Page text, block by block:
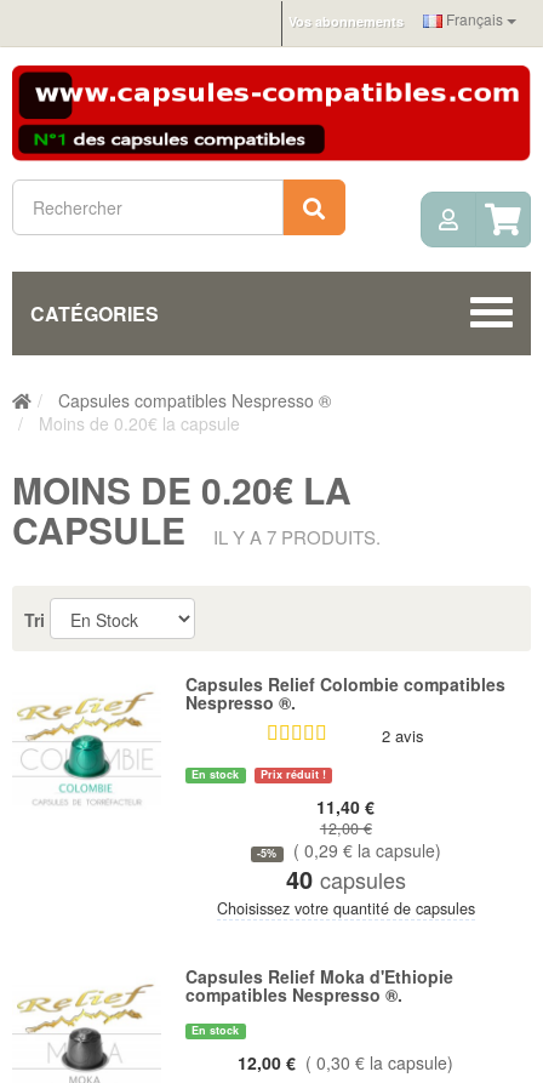
Français
Vos abonnements
Rechercher Mon
CATÉGORIES
Capsules compatibles Nespresso ®
Moins de 0.20€ la capsule
MOINS DE 0.20€ LA
CAPSULE IL Y A 7 PRODUITS.
Tri
Capsules Relief Colombie compatibles
Nespresso ®.
2 avis
En stock Prix réduit !
11,40 €
12,00 €
-5% ( 0,29 € la capsule)
40 capsules
Choisissez votre quantité de capsules
Capsules Relief Moka d'Ethiopie
compatibles Nespresso ®.
En stock
12,00 € ( 0,30 € la capsule)